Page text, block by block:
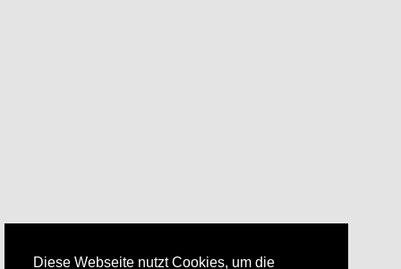
Diese Webseite nutzt Cookies, um die